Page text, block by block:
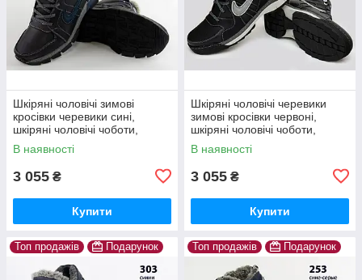
Шкіряні чоловічі зимові
кросівки черевики сині,
шкіряні чоловічі чоботи,
спортивні черевики
В наявності
3 055 ₴
Купити
Шкіряні чоловічі черевики
зимові кросівки червоні,
шкіряні чоловічі чоботи,
спортивні черевики
В наявності
3 055 ₴
Купити
Топ продажів Подарунок Топ продажів Подарунок